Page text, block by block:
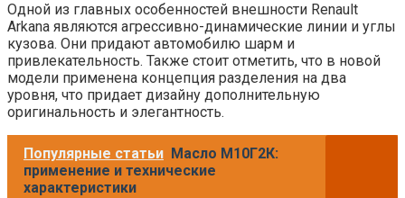
Одной из главных особенностей внешности Renault
Arkana являются агрессивно-динамические линии и углы
кузова. Они придают автомобилю шарм и
привлекательность. Также стоит отметить, что в новой
модели применена концепция разделения на два
уровня, что придает дизайну дополнительную
оригинальность и элегантность.
Популярные статьи Масло М10Г2К:
применение и технические
характеристики